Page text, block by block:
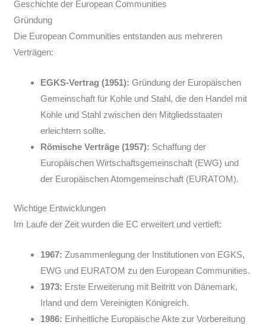
Geschichte der European Communities
Gründung
Die European Communities entstanden aus mehreren
Verträgen:
EGKS-Vertrag (1951): Gründung der Europäischen
Gemeinschaft für Kohle und Stahl, die den Handel mit
Kohle und Stahl zwischen den Mitgliedsstaaten
erleichtern sollte.
Römische Verträge (1957): Schaffung der
Europäischen Wirtschaftsgemeinschaft (EWG) und
der Europäischen Atomgemeinschaft (EURATOM).
Wichtige Entwicklungen
Im Laufe der Zeit wurden die EC erweitert und vertieft:
1967: Zusammenlegung der Institutionen von EGKS,
EWG und EURATOM zu den European Communities.
1973: Erste Erweiterung mit Beitritt von Dänemark,
Irland und dem Vereinigten Königreich.
1986: Einheitliche Europäische Akte zur Vorbereitung